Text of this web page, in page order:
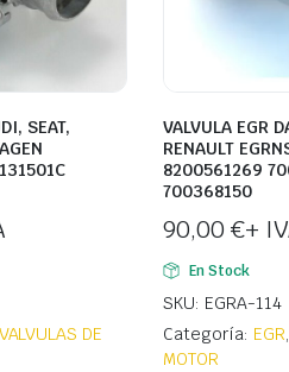
SEAT,
VALVULAS DE
VALVULA EGR
RENAULT
8200561269
700368150
90,00 €+
En Stock
SKU: EGRA-114
Categoría: EGR,
MOTOR